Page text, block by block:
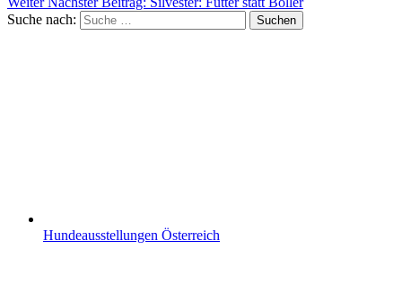
Suche nach:
Suchen
Hundeausstellungen Österreich